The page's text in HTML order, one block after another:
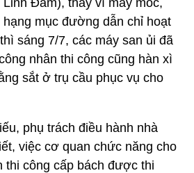
Đàm), thay vì máy móc,
mục đường dẫn chỉ hoạt
sáng 7/7, các máy san ủi đã
nhân thi công cũng hàn xì
sắt ở trụ cầu phục vụ cho
phụ trách điều hành nhà
việc cơ quan chức năng cho
thi công cấp bách được thi